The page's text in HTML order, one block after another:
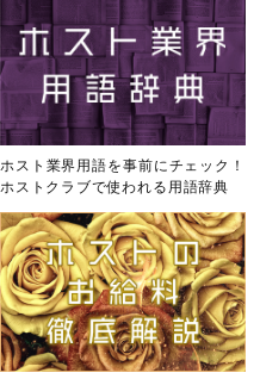
ホスト業界用語を事前にチェック！
ホストクラブで使われる用語辞典